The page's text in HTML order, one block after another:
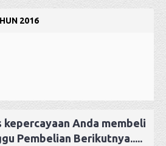
2016
kepercayaan Anda membeli
Pembelian Berikutnya.....